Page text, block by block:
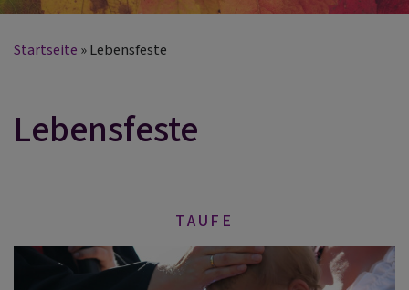
Startseite Lebensfeste
Lebensfeste
TAUFE